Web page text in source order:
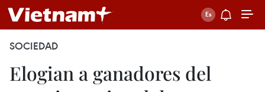
SOCIEDAD
Elogian a ganadores del